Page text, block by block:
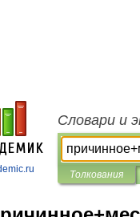
Словари и
Толкования